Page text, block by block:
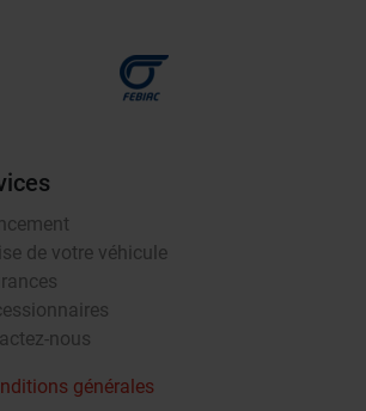
de votre véhicule
nous
générales